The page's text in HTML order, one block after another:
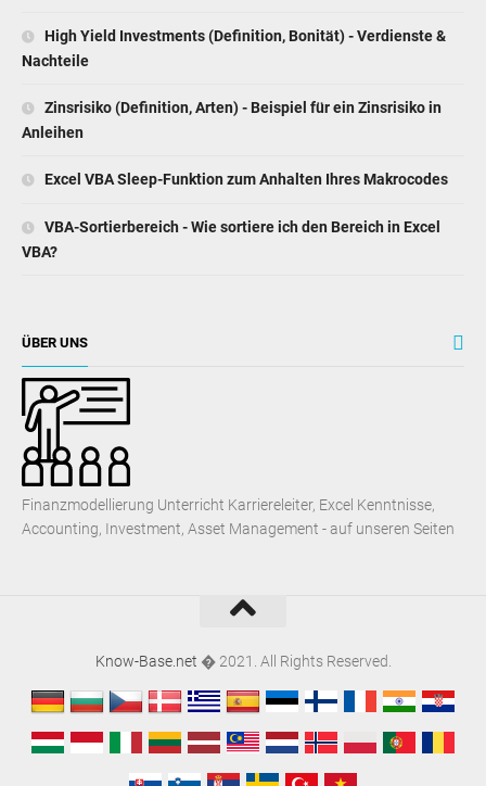
High Yield Investments (Definition, Bonität) - Verdienste &
Nachteile
Zinsrisiko (Definition, Arten) - Beispiel für ein Zinsrisiko in
Anleihen
Excel VBA Sleep-Funktion zum Anhalten Ihres Makrocodes
VBA-Sortierbereich - Wie sortiere ich den Bereich in Excel
VBA?
ÜBER UNS
Finanzmodellierung Unterricht Karriereleiter, Excel Kenntnisse,
Accounting, Investment, Asset Management - auf unseren Seiten
Know-Base.net � 2021. All Rights Reserved.